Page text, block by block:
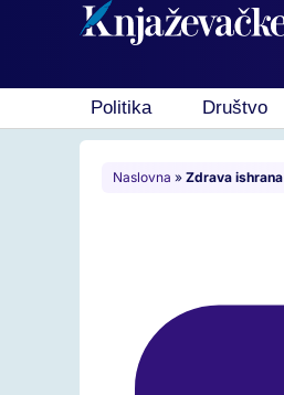
Politika Društvo
Naslovna » Zdrava ishrana